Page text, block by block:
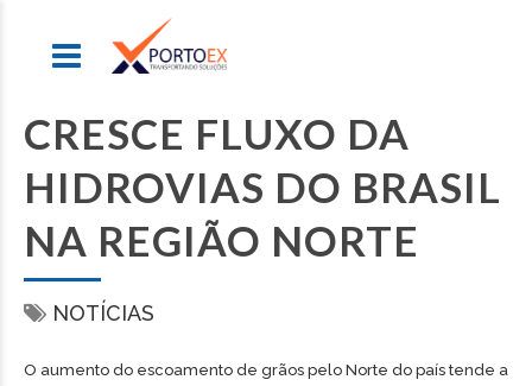
CRESCE FLUXO DA
HIDROVIAS DO BRASIL
NA REGIÃO NORTE
NOTÍCIAS
O aumento do escoamento de grãos pelo Norte do país tende a